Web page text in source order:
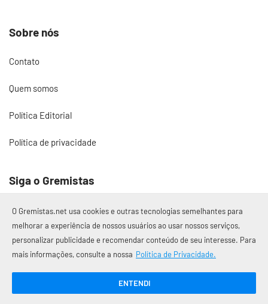
Sobre nós
Contato
Quem somos
Política Editorial
Política de privacidade
Siga o Gremistas
© 2017 – 2026 Gremistas.net
Gremistas.net — Porto Alegre/RS
O Gremistas.net usa cookies e outras tecnologias semelhantes para
melhorar a experiência de nossos usuários ao usar nossos serviços,
personalizar publicidade e recomendar conteúdo de seu interesse. Para
mais informações, consulte a nossa Política de Privacidade.
ENTENDI